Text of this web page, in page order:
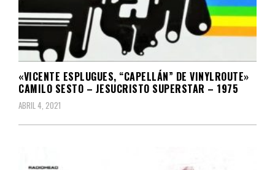
«VICENTE ESPLUGUES, “CAPELLÁN” DE VINYLROUTE»
CAMILO SESTO – JESUCRISTO SUPERSTAR – 1975
ABRIL 4, 2021